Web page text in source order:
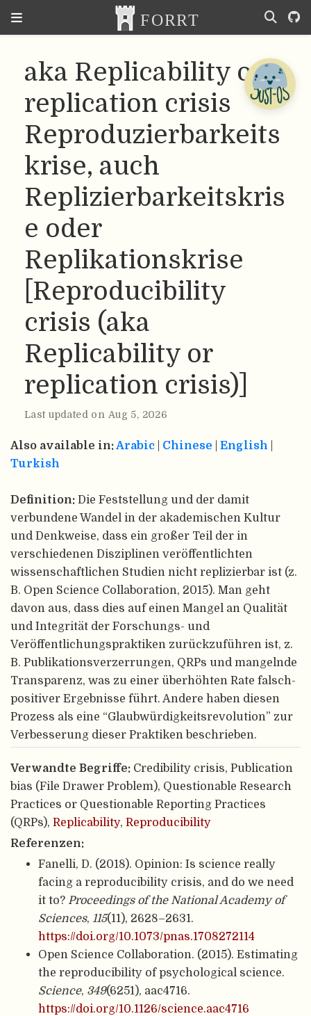
aka Replicability or
replication crisis
Reproduzierbarkeits
krise, auch
Replizierbarkeitskris
e oder
Replikationskrise
[Reproducibility
crisis (aka
Replicability or
replication crisis)]
Last updated on Aug 5, 2026
Also available in:Arabic Chinese English
Turkish
Definition: Die Feststellung und der damit
verbundene Wandel in der akademischen Kultur
und Denkweise, dass ein großer Teil der in
verschiedenen Disziplinen veröffentlichten
wissenschaftlichen Studien nicht replizierbar ist (z.
B. Open Science Collaboration, 2015). Man geht
davon aus, dass dies auf einen Mangel an Qualität
und Integrität der Forschungs- und
Veröffentlichungspraktiken zurückzuführen ist, z.
B. Publikationsverzerrungen, QRPs und mangelnde
Transparenz, was zu einer überhöhten Rate falsch-
positiver Ergebnisse führt. Andere haben diesen
Prozess als eine “Glaubwürdigkeitsrevolution” zur
Verbesserung dieser Praktiken beschrieben.
Verwandte Begriffe: Credibility crisis, Publication
bias (File Drawer Problem), Questionable Research
Practices or Questionable Reporting Practices
(QRPs), Replicability, Reproducibility
Referenzen:
Fanelli, D. (2018). Opinion: Is science really
facing a reproducibility crisis, and do we need
it to? Proceedings of the National Academy of
Sciences, 115(11), 2628–2631.
https://doi.org/10.1073/pnas.1708272114
Open Science Collaboration. (2015). Estimating
the reproducibility of psychological science.
Science, 349(6251), aac4716.
https://doi.org/10.1126/science.aac4716